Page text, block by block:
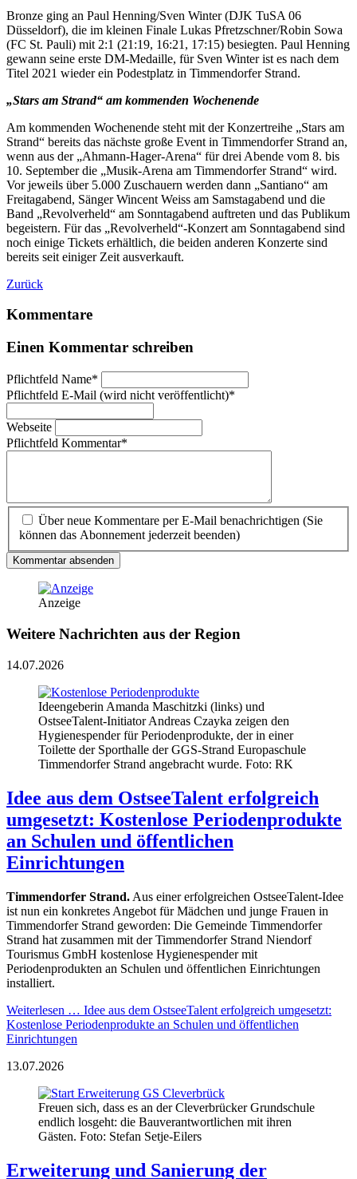
Bronze ging an Paul Henning/Sven Winter (DJK TuSA 06
Düsseldorf), die im kleinen Finale Lukas Pfretzschner/Robin Sowa
(FC St. Pauli) mit 2:1 (21:19, 16:21, 17:15) besiegten. Paul Henning
gewann seine erste DM-Medaille, für Sven Winter ist es nach dem
Titel 2021 wieder ein Podestplatz in Timmendorfer Strand.
„Stars am Strand“ am kommenden Wochenende
Am kommenden Wochenende steht mit der Konzertreihe „Stars am
Strand“ bereits das nächste große Event in Timmendorfer Strand an,
wenn aus der „Ahmann-Hager-Arena“ für drei Abende vom 8. bis
10. September die „Musik-Arena am Timmendorfer Strand“ wird.
Vor jeweils über 5.000 Zuschauern werden dann „Santiano“ am
Freitagabend, Sänger Wincent Weiss am Samstagabend und die
Band „Revolverheld“ am Sonntagabend auftreten und das Publikum
begeistern. Für das „Revolverheld“-Konzert am Sonntagabend sind
noch einige Tickets erhältlich, die beiden anderen Konzerte sind
bereits seit einiger Zeit ausverkauft.
Zurück
Kommentare
Einen Kommentar schreiben
Pflichtfeld Name*
Pflichtfeld E-Mail (wird nicht veröffentlicht)*
Webseite
Pflichtfeld Kommentar*
Über neue Kommentare per E-Mail benachrichtigen (Sie
können das Abonnement jederzeit beenden)
Kommentar absenden
Anzeige
Weitere Nachrichten aus der Region
14.07.2026
Ideengeberin Amanda Maschitzki (links) und
OstseeTalent-Initiator Andreas Czayka zeigen den
Hygienespender für Periodenprodukte, der in einer
Toilette der Sporthalle der GGS-Strand Europaschule
Timmendorfer Strand angebracht wurde. Foto: RK
Idee aus dem OstseeTalent erfolgreich
umgesetzt: Kostenlose Periodenprodukte
an Schulen und öffentlichen
Einrichtungen
Timmendorfer Strand. Aus einer erfolgreichen OstseeTalent-Idee
ist nun ein konkretes Angebot für Mädchen und junge Frauen in
Timmendorfer Strand geworden: Die Gemeinde Timmendorfer
Strand hat zusammen mit der Timmendorfer Strand Niendorf
Tourismus GmbH kostenlose Hygienespender mit
Periodenprodukten an Schulen und öffentlichen Einrichtungen
installiert.
Weiterlesen … Idee aus dem OstseeTalent erfolgreich umgesetzt:
Kostenlose Periodenprodukte an Schulen und öffentlichen
Einrichtungen
13.07.2026
Freuen sich, dass es an der Cleverbrücker Grundschule
endlich losgeht: die Bauverantwortlichen mit ihren
Gästen. Foto: Stefan Setje-Eilers
Erweiterung und Sanierung der